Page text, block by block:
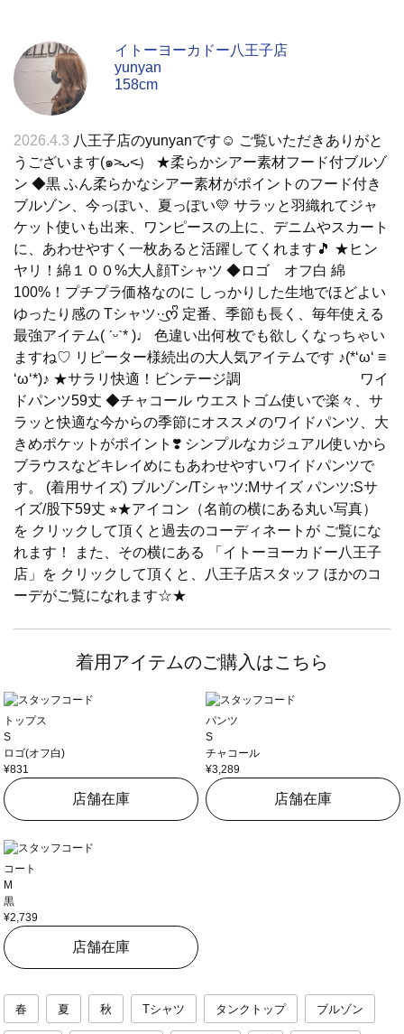
イトーヨーカドー八王子店
yunyan
158cm
2026.4.3 八王子店のyunyanです☺︎ ご覧いただきありがと
うございます(๑˃̵ᴗ˂̵） ★柔らかシアー素材フード付ブルゾ
ン ◆黒 ふん柔らかなシアー素材がポイントのフード付き
ブルゾン、今っぽい、夏っぽい💛 サラッと羽織れてジャ
ケット使いも出来、ワンピースの上に、デニムやスカート
に、あわせやすく一枚あると活躍してくれます🎵 ★ヒン
ヤリ！綿１００%大人顔Tシャツ ◆ロゴ オフ白 綿
100%！プチプラ価格なのに しっかりした生地でほどよい
ゆったり感の Tシャツ·͜·ᰔᩚ 定番、季節も長く、毎年使える
最強アイテム( ˊᵕˋ* )♩ 色違い出何枚でも欲しくなっちゃい
ますね♡ リピーター様続出の大人気アイテムです ♪(*‘ω‘ ≡
‘ω‘*)♪ ★サラリ快適！ビンテージ調 ワイ
ドパンツ59丈 ◆チャコール ウエストゴム使いで楽々、サ
ラッと快適な今からの季節にオススメのワイドパンツ、大
きめポケットがポイント❣️ シンプルなカジュアル使いから
ブラウスなどキレイめにもあわせやすいワイドパンツで
す。 (着用サイズ) ブルゾン/Tシャツ:Mサイズ パンツ:Sサ
イズ/股下59丈 ⭐︎★アイコン（名前の横にある丸い写真）
を クリックして頂くと過去のコーディネートが ご覧にな
れます！ また、その横にある 「イトーヨーカドー八王子
店」を クリックして頂くと、八王子店スタッフ ほかのコ
ーデがご覧になれます☆★
着用アイテムのご購入はこちら
トップス
S
ロゴ(オフ白)
¥831
店舗在庫
パンツ
S
チャコール
¥3,289
店舗在庫
コート
M
黒
¥2,739
店舗在庫
春 夏 秋 Tシャツ タンクトップ ブルゾン